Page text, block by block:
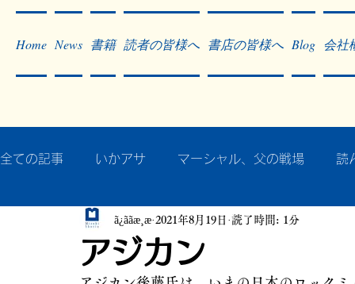
Home News 書籍 読者の皆様へ 書店の皆様へ Blog 会社
全ての記事 いかアサ マーシャル、父の戦場 読
秘蔵写真200枚でたどるアジア・太平洋戦争
アジカン
ã¿ããæ¸æ 2021年8月19日 読了時間: 1分